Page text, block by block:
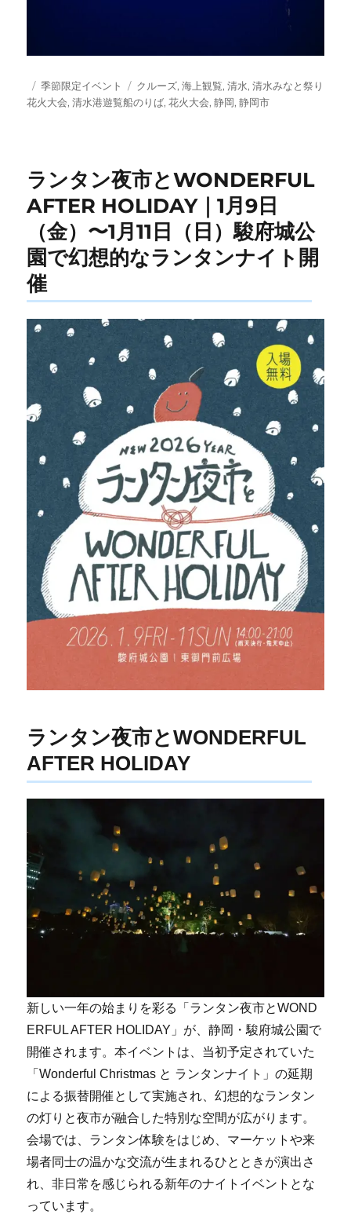
投
稿
カ
テ
季節限定イベント
タ
グ
クルーズ,海上観覧,清水,清水みなと祭り
花火大会,清水港遊覧船のりば,花火大会,静岡,静岡市
ランタン夜市とWONDERFUL
AFTER HOLIDAY｜1月9日
（金）〜1月11日（日）駿府城公
園で幻想的なランタンナイト開
催
ランタン夜市とWONDERFUL
AFTER HOLIDAY
新しい一年の始まりを彩る「ランタン夜市とWOND
ERFUL AFTER HOLIDAY」が、静岡・駿府城公園で
開催されます。本イベントは、当初予定されていた
「Wonderful Christmas と ランタンナイト」の延期
による振替開催として実施され、幻想的なランタン
の灯りと夜市が融合した特別な空間が広がります。
会場では、ランタン体験をはじめ、マーケットや来
場者同士の温かな交流が生まれるひとときが演出さ
れ、非日常を感じられる新年のナイトイベントとな
っています。